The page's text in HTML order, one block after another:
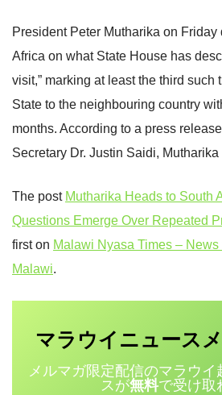
President Peter Mutharika on Friday
Africa on what State House has
visit,” marking at least the third such
State to the neighbouring country
months. According to a press
Secretary Dr. Justin Saidi,
The post Mutharika Heads to South
Questions Emerge Over Repeated
first on Malawi Nyasa Times –
Malawi.
マラウイニュース
メルマガ限定配信のマラウイ
スが無料で受け取